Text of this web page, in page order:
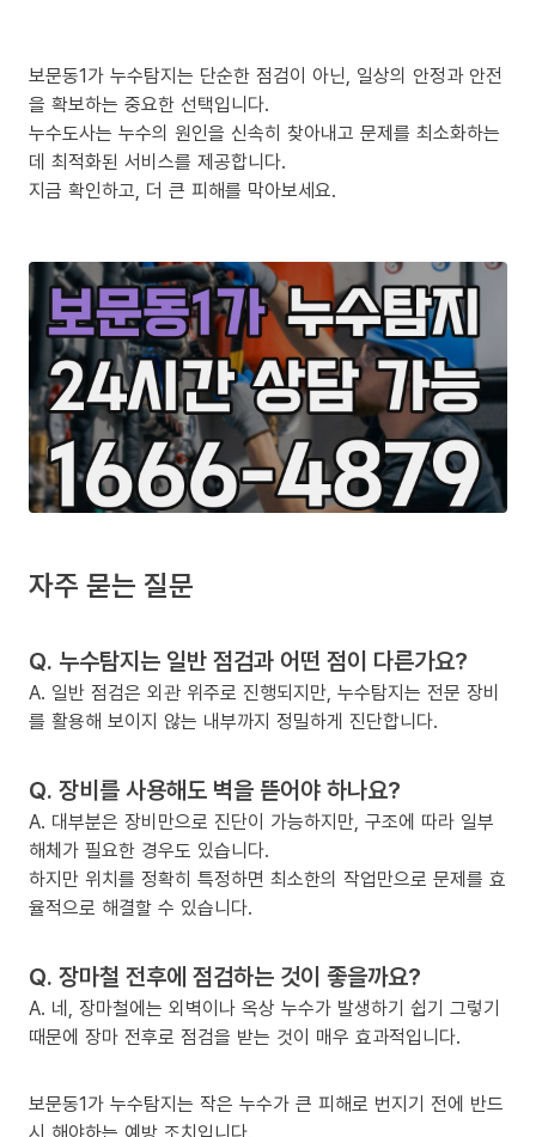
보문동1가 누수탐지는 단순한 점검이 아닌, 일상의 안정과 안전
을 확보하는 중요한 선택입니다.
누수도사는 누수의 원인을 신속히 찾아내고 문제를 최소화하는
데 최적화된 서비스를 제공합니다.
지금 확인하고, 더 큰 피해를 막아보세요.
자주 묻는 질문
Q. 누수탐지는 일반 점검과 어떤 점이 다른가요?
A. 일반 점검은 외관 위주로 진행되지만, 누수탐지는 전문 장비
를 활용해 보이지 않는 내부까지 정밀하게 진단합니다.
Q. 장비를 사용해도 벽을 뜯어야 하나요?
A. 대부분은 장비만으로 진단이 가능하지만, 구조에 따라 일부
해체가 필요한 경우도 있습니다.
하지만 위치를 정확히 특정하면 최소한의 작업만으로 문제를 효
율적으로 해결할 수 있습니다.
Q. 장마철 전후에 점검하는 것이 좋을까요?
A. 네, 장마철에는 외벽이나 옥상 누수가 발생하기 쉽기 그렇기
때문에 장마 전후로 점검을 받는 것이 매우 효과적입니다.
보문동1가 누수탐지는 작은 누수가 큰 피해로 번지기 전에 반드